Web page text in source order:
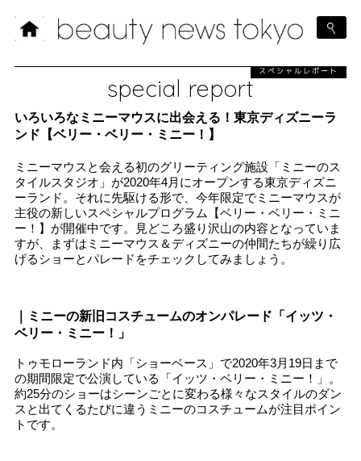
special report
スペシャルレポート
いろいろなミニーマウスに出会える！東京ディズニーラ
ンド【ベリー・ベリー・ミニー！】
ミニーマウスと会える初のグリーティング施設「ミニーのス
タイルスタジオ」が2020年4月にオープンする東京ディズニ
ーランド。それに先駆ける形で、今年限定でミニーマウスが
主役の新しいスペシャルプログラム【ベリー・ベリー・ミニ
ー！】が開催中です。見どころ盛り沢山の内容となっていま
すが、まずはミニーマウス＆ディズニーの仲間たちが繰り広
げるショーとパレードをチェックしてみましょう。
｜ミニーの新旧コスチュームのオンパレード「イッツ・
ベリー・ミニー！」
トゥモローランド内「ショーベース」で2020年3月19日まで
の期間限定で公演している「イッツ・ベリー・ミニー！」。
約25分のショーはシーンごとに変わる様々なスタイルのダン
スと出てくるたびに違うミニーのコスチュームが注目ポイン
トです。